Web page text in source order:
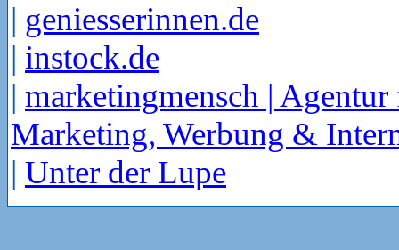
| geniesserinnen.de
| instock.de
| marketingmensch | Agentur
Marketing, Werbung &
| Unter der Lupe